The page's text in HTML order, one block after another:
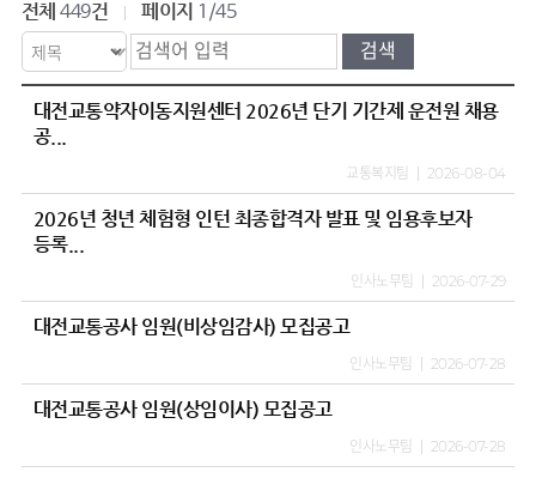
전체449건 페이지 1/45
대전교통약자이동지원센터 2026년 단기 기간제 운전원 채용
공...
교통복지팀 2026-08-04
2026년 청년 체험형 인턴 최종합격자 발표 및 임용후보자
등록...
인사노무팀 2026-07-29
대전교통공사 임원(비상임감사) 모집공고
인사노무팀 2026-07-28
대전교통공사 임원(상임이사) 모집공고
인사노무팀 2026-07-28